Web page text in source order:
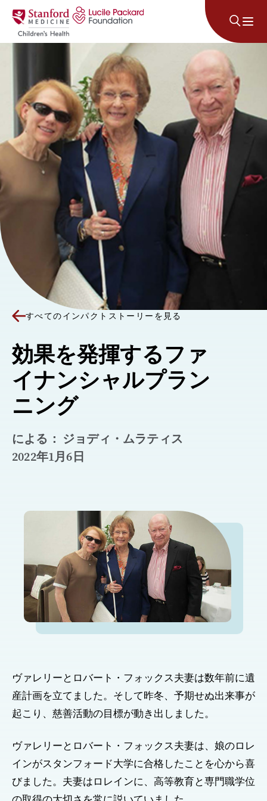
コンテンツにスキップ
すべてのインパクトストーリーを見る
効果を発揮するファ
イナンシャルプラン
ニング
による： ジョディ・ムラティス
2022年1月6日
ヴァレリーとロバート・フォックス夫妻は数年前に遺
産計画を立てました。そして昨冬、予期せぬ出来事が
起こり、慈善活動の目標が動き出しました。
ヴァレリーとロバート・フォックス夫妻は、娘のロレ
インがスタンフォード大学に合格したことを心から喜
びました。夫妻はロレインに、高等教育と専門職学位